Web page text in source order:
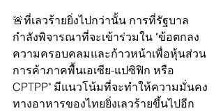
🚨ที่เลวร้ายยิ่งไปกว่านั้น การที่รัฐบาล
กำลังพิจารณาที่จะเข้าร่วมใน "ข้อตกลง
ความครอบคลมและก้าวหน้าเพื่อหุ้นส่วน
การค้าภาคพื้นเอเซีย-แปซิฟิก หรือ
CPTPP" มีแนวโน้มที่จะทำให้ความมั่นคง
ทางอาหารของไทยยิ่งเลวร้ายขึ้นไปอีก